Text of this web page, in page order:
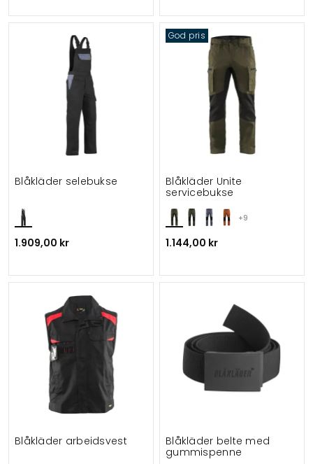
Blåkläder selebukse
1.909,00 kr
God pris
+9
Blåkläder Unite
servicebukse
1.144,00 kr
Blåkläder arbeidsvest
Blåkläder belte med
gummispenne